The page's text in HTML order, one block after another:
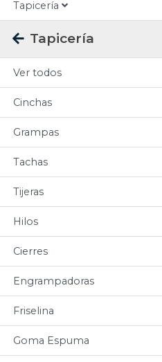
Tapicería
Tapicería
Ver todos
Cinchas
Grampas
Tachas
Tijeras
Hilos
Cierres
Engrampadoras
Friselina
Goma Espuma